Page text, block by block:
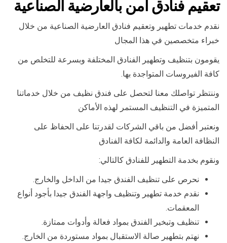
تعقيم فنادق امن بالعارضية الصناعية
نقدم خدمات تطهير وتعقيم فنادق العارضية الصناعية من خلال
خبراء متخصصين في هذا المجال
يقومون بتنظيف وتطهير الفنادق المختلفة وبسرعة للتخلص من
كافة الفيروسات المتواجدة بها.
وننتظر تواصلك معنا لتحصل على فندق نظيف من خلال خدماتنا
المتميزة في التنظيف المستمر لهذه الأماكن
ونعتبر أفضل من باقي الشركات لقدرتنا على الحفاظ على
النظافة العامة والدائمة لكافة الفنادق
ونقوم بخدمة التطهير للفنادق كالتالي:
نحرص على تنظيف الفندق جيدا من الداخل والخارج.
نقدم خدمة تطهير وتنظيف واجهة الفندق جيدا بأجود أنواع
المعقمات.
تنظيف وتبخير الفندق بمواد فعالة وأدوات ممتازة.
نهتم بتطهير صالة الاستقبال بمواد مستوردة من الخارج.